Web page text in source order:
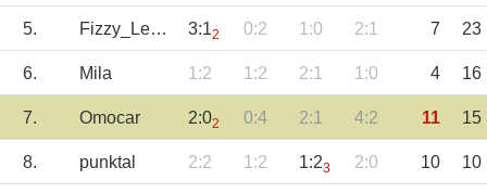
5. Fizzy_Lemon 3:12 0:2 1:0 2:1 7 23
6. Mila 1:2 1:2 2:1 1:0 4 16
7. Omocar 2:02 0:4 2:1 4:2 11 15
8. punktal 2:2 1:2 1:23 2:0 10 10